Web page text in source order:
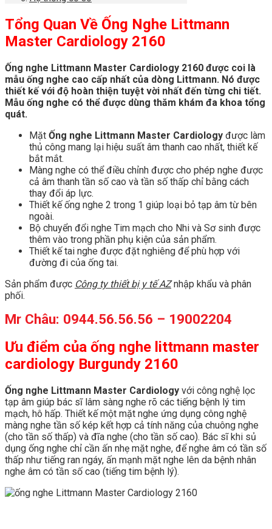
Tổng Quan Về Ống Nghe Littmann
Master Cardiology 2160
Ống nghe Littmann Master Cardiology 2160 được coi là
mẫu ống nghe cao cấp nhất của dòng Littmann. Nó được
thiết kế với độ hoàn thiện tuyệt vời nhất đến từng chi tiết.
Mẫu ống nghe có thể được dùng thăm khám đa khoa tổng
quát.
Mặt Ống nghe Littmann Master Cardiology được làm
thủ công mang lại hiệu suất âm thanh cao nhất, thiết kế
bắt mắt.
Màng nghe có thể điều chỉnh được cho phép nghe được
cả âm thanh tần số cao và tần số thấp chỉ bằng cách
thay đổi áp lực.
Thiết kế ống nghe 2 trong 1 giúp loại bỏ tạp âm từ bên
ngoài.
Bộ chuyển đổi nghe Tim mạch cho Nhi và Sơ sinh được
thêm vào trong phần phụ kiện của sản phẩm.
Thiết kế tai nghe được đặt nghiêng để phù hợp với
đường đi của ống tai.
Sản phẩm được Công ty thiết bị y tế AZnhập khẩu và phân
phối.
Mr Châu: 0944.56.56.56 – 19002204
Ưu điểm của ống nghe littmann master
cardiology Burgundy 2160
Ống nghe Littmann Master Cardiology với công nghệ lọc
tạp âm giúp bác sĩ lâm sàng nghe rõ các tiếng bệnh lý tim
mạch, hô hấp. Thiết kế một mặt nghe ứng dụng công nghệ
màng nghe tần số kép kết hợp cả tính năng của chuông nghe
(cho tần số thấp) và đĩa nghe (cho tần số cao). Bác sĩ khi sủ
dụng ống nghe chỉ cần ấn nhẹ mặt nghe, để nghe âm có tần số
thấp như tiếng ran ngáy, ấn mạnh mặt nghe lên da bệnh nhân
nghe âm có tần số cao (tiếng tim bệnh lý).